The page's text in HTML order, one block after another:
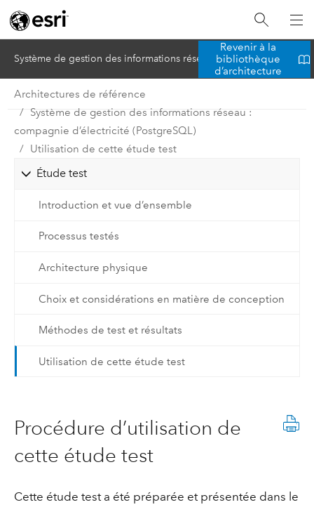
Système de gestion des informations réseau : compagnie
Revenir à la
bibliothèque
d’architecture
Architectures de référence
Système de gestion des informations réseau :
compagnie d’électricité (PostgreSQL)
Utilisation de cette étude test
Étude test
Introduction et vue d’ensemble
Processus testés
Architecture physique
Choix et considérations en matière de conception
Méthodes de test et résultats
Utilisation de cette étude test
Procédure d’utilisation de
cette étude test
Cette étude test a été préparée et présentée dans le